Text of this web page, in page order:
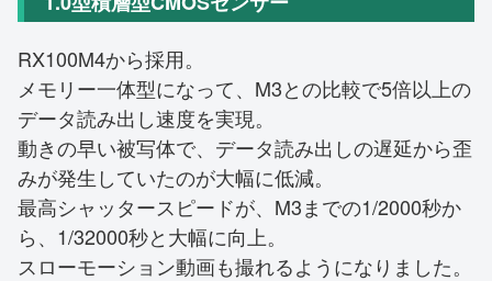
RX100M4から採用。
メモリー一体型になって、M3との比較で5倍以上の
データ読み出し速度を実現。
動きの早い被写体で、データ読み出しの遅延から歪
みが発生していたのが大幅に低減。
最高シャッタースピードが、M3までの1/2000秒か
ら、1/32000秒と大幅に向上。
スローモーション動画も撮れるようになりました。